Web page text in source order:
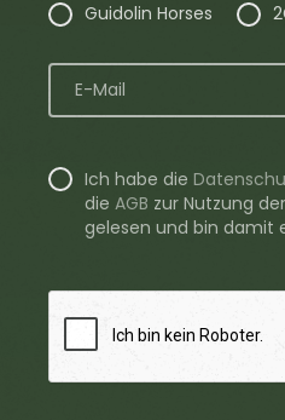
Guidolin Horses
Ich habe die
dieAGB zur Nutzung
gelesen und bin damit